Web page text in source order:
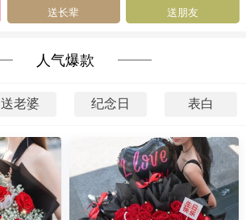
送长辈 送朋友
人气爆款
送老婆 纪念日 表白